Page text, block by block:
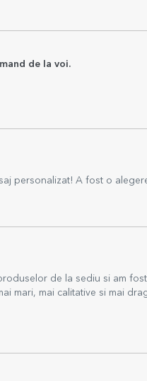
de la voi.
personalizat! A fost o
de la sediu si am
mari, mai calitative si mai